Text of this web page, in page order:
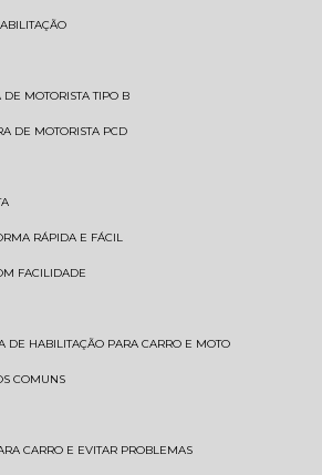
DE MOTORISTA TIPO B
DE MOTORISTA PCD
RÁPIDA E FÁCIL
FACILIDADE
DE HABILITAÇÃO PARA CARRO E MOTO
COMUNS
CARRO E EVITAR PROBLEMAS